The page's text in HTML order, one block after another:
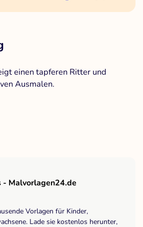
einen tapferen Ritter und
Ausmalen.
- Malvorlagen24.de
Vorlagen für Kinder,
Lade sie kostenlos herunter,